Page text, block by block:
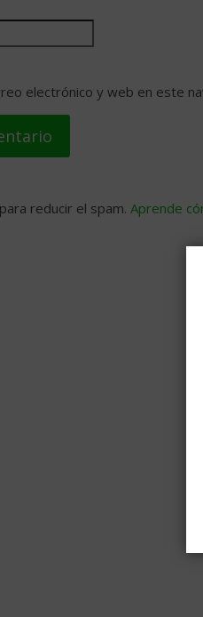
electrónico y web en este
reducir el spam. Aprende